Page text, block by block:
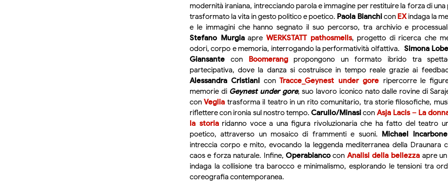
modernità iraniana, intrecciando parola e immagine per restituire la forza di una
trasformato la vita in gesto politico e poetico. Paola Bianchicon EXindaga la
e le immagini che hanno segnato il suo percorso, tra archivio e
Stefano Murgiaapre WERKSTATT pathosmells, progetto di ricerca che
odori, corpo e memoria, interrogando la performatività olfattiva. Simona
Giansante con Boomerangpropongono un formato ibrido tra
partecipativa, dove la danza si costruisce in tempo reale grazie ai
Alessandra Cristiani conTracce_Geynest under gore ripercorre le
memorie di Geynest under gore, suo lavoro iconico nato dalle rovine di
conVeglia trasforma il teatro in un rito comunitario, tra storie filosofiche,
riflettere con ironia sul nostro tempo.Carullo/Minasicon Asja Lacis – La
la storiaridanno voce a una figura rivoluzionaria che ha fatto del teatro
poetico, attraverso un mosaico di frammenti e suoni. Michael Incarbone
intreccia corpo e mito, evocando la leggenda mediterranea della Draunara
caos e forza naturale. Infine, Operabiancocon Analisi della bellezza apre
indaga la collisione tra barocco e minimalismo, esplorando le tensioni tra
coreografia contemporanea.